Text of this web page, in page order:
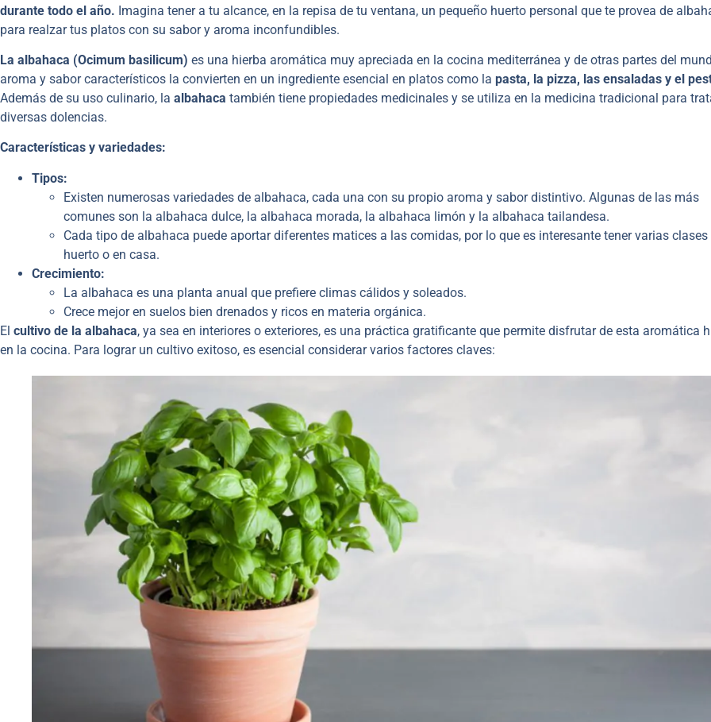
durante todo el año. Imagina tener a tu alcance, en la repisa de tu ventana, un pequeño huerto personal que te provea de
para realzar tus platos con su sabor y aroma inconfundibles.
La albahaca (Ocimum basilicum) es una hierba aromática muy apreciada en la cocina mediterránea y de otras partes del
aroma y sabor característicos la convierten en un ingrediente esencial en platos como la pasta, la pizza, las ensaladas y el
Además de su uso culinario, la albahaca también tiene propiedades medicinales y se utiliza en la medicina tradicional para
diversas dolencias.
Características y variedades:
Tipos:
Existen numerosas variedades de albahaca, cada una con su propio aroma y sabor distintivo. Algunas de las más
comunes son la albahaca dulce, la albahaca morada, la albahaca limón y la albahaca tailandesa.
Cada tipo de albahaca puede aportar diferentes matices a las comidas, por lo que es interesante tener varias clases
huerto o en casa.
Crecimiento:
La albahaca es una planta anual que prefiere climas cálidos y soleados.
Crece mejor en suelos bien drenados y ricos en materia orgánica.
El cultivo de la albahaca, ya sea en interiores o exteriores, es una práctica gratificante que permite disfrutar de esta aromática
en la cocina. Para lograr un cultivo exitoso, es esencial considerar varios factores claves: